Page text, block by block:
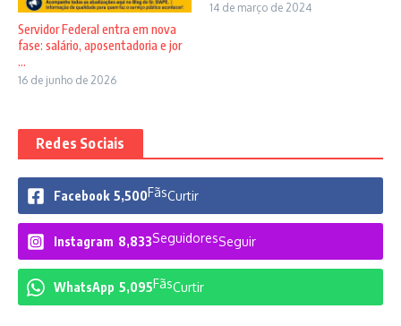
Servidor Federal entra em nova
fase: salário, aposentadoria e jor
...
16 de junho de 2026
14 de março de 2024
Redes Sociais
Facebook 5,500FãsCurtir
Instagram 8,833SeguidoresSeguir
WhatsApp 5,095FãsCurtir